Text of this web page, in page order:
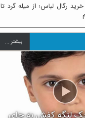
رگال لباس؛ از میله گرد تا
بيشتر ...
لنگه کفش به جای